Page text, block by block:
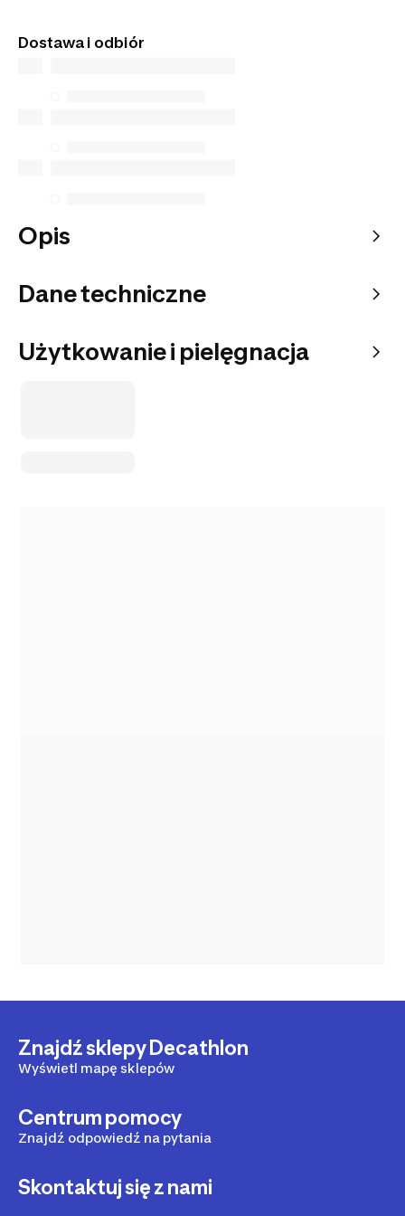
do wybranego punktu odbioru.
Dostawa i odbiór
Opis
Dane techniczne
Użytkowanie i pielęgnacja
Znajdź sklepy Decathlon
Wyświetl mapę sklepów
Centrum pomocy
Znajdź odpowiedź na pytania
Skontaktuj się z nami